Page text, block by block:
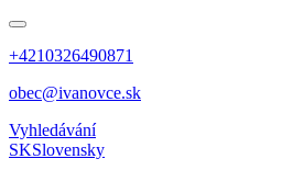
+4210326490871
obec@ivanovce.sk
Vyhledávání
SKSlovensky